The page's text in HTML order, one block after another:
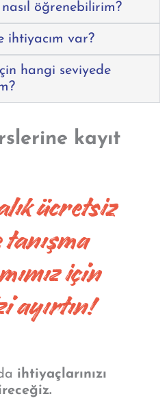
öğrenebilirim?
ihtiyacım var?
hangi seviyede
kayıt
ücretsiz
için
ayırtın!
ihtiyaçlarınızı